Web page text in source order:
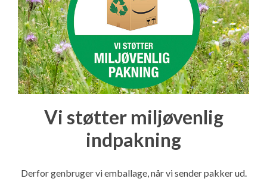
Vi støtter miljøvenlig
indpakning
Derfor genbruger vi emballage, når vi sender pakker ud.